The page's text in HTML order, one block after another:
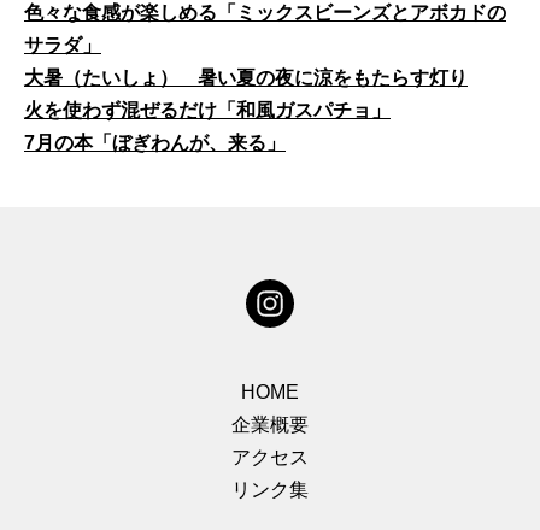
色々な食感が楽しめる「ミックスビーンズとアボカドの
サラダ」
大暑（たいしょ） 暑い夏の夜に涼をもたらす灯り
火を使わず混ぜるだけ「和風ガスパチョ」
7月の本「ぼぎわんが、来る」
HOME
企業概要
アクセス
リンク集